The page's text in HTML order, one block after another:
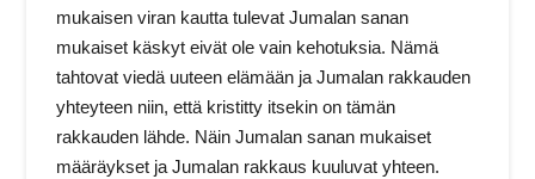
mukaisen viran kautta tulevat Jumalan sanan
mukaiset käskyt eivät ole vain kehotuksia. Nämä
tahtovat viedä uuteen elämään ja Jumalan rakkauden
yhteyteen niin, että kristitty itsekin on tämän
rakkauden lähde. Näin Jumalan sanan mukaiset
määräykset ja Jumalan rakkaus kuuluvat yhteen.